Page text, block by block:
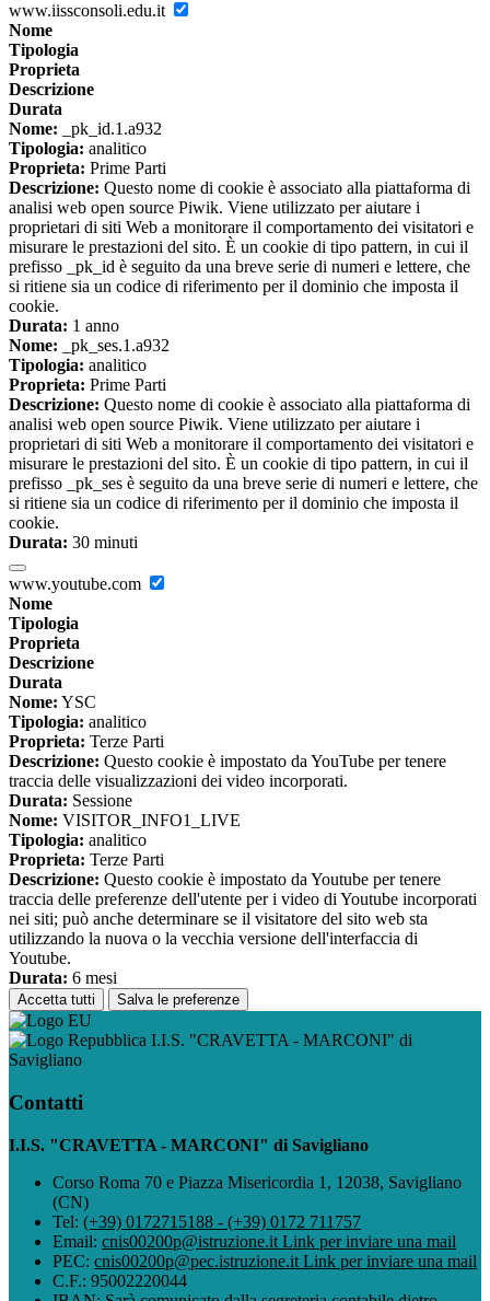
www.iissconsoli.edu.it
Nome
Tipologia
Proprieta
Descrizione
Durata
Nome: _pk_id.1.a932
Tipologia: analitico
Proprieta: Prime Parti
Descrizione: Questo nome di cookie è associato alla piattaforma di
analisi web open source Piwik. Viene utilizzato per aiutare i
proprietari di siti Web a monitorare il comportamento dei visitatori e
misurare le prestazioni del sito. È un cookie di tipo pattern, in cui il
prefisso _pk_id è seguito da una breve serie di numeri e lettere, che
si ritiene sia un codice di riferimento per il dominio che imposta il
cookie.
Durata: 1 anno
Nome: _pk_ses.1.a932
Tipologia: analitico
Proprieta: Prime Parti
Descrizione: Questo nome di cookie è associato alla piattaforma di
analisi web open source Piwik. Viene utilizzato per aiutare i
proprietari di siti Web a monitorare il comportamento dei visitatori e
misurare le prestazioni del sito. È un cookie di tipo pattern, in cui il
prefisso _pk_ses è seguito da una breve serie di numeri e lettere, che
si ritiene sia un codice di riferimento per il dominio che imposta il
cookie.
Durata: 30 minuti
www.youtube.com
Nome
Tipologia
Proprieta
Descrizione
Durata
Nome: YSC
Tipologia: analitico
Proprieta: Terze Parti
Descrizione: Questo cookie è impostato da YouTube per tenere
traccia delle visualizzazioni dei video incorporati.
Durata: Sessione
Nome: VISITOR_INFO1_LIVE
Tipologia: analitico
Proprieta: Terze Parti
Descrizione: Questo cookie è impostato da Youtube per tenere
traccia delle preferenze dell'utente per i video di Youtube incorporati
nei siti; può anche determinare se il visitatore del sito web sta
utilizzando la nuova o la vecchia versione dell'interfaccia di
Youtube.
Durata: 6 mesi
Accetta tutti Salva le preferenze
I.I.S. "CRAVETTA - MARCONI" di
Savigliano
Contatti
I.I.S. "CRAVETTA - MARCONI" di Savigliano
Corso Roma 70 e Piazza Misericordia 1, 12038, Savigliano
(CN)
Tel: (+39) 0172715188 - (+39) 0172 711757
Email: cnis00200p@istruzione.it Link per inviare una mail
PEC: cnis00200p@pec.istruzione.it Link per inviare una mail
C.F.: 95002220044